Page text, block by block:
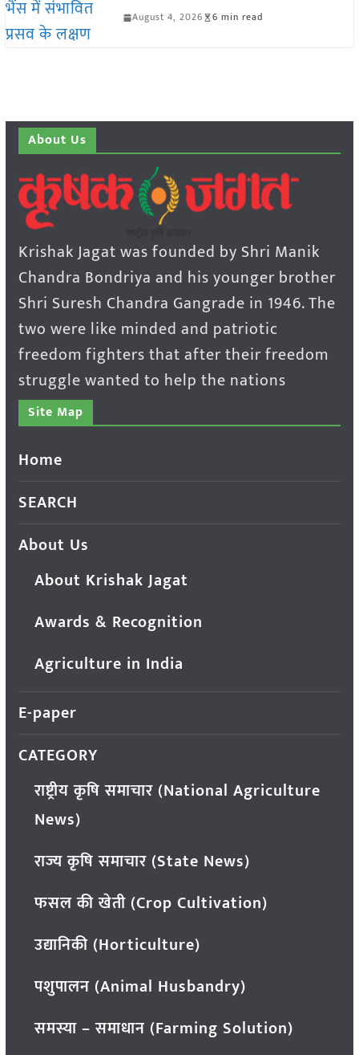
August 4, 2026 6 min read
About Us
Krishak Jagat was founded by Shri Manik
Chandra Bondriya and his younger brother
Shri Suresh Chandra Gangrade in 1946. The
two were like minded and patriotic
freedom fighters that after their freedom
struggle wanted to help the nations
Site Map
Home
SEARCH
About Us
About Krishak Jagat
Awards & Recognition
Agriculture in India
E-paper
CATEGORY
राष्ट्रीय कृषि समाचार (National Agriculture
News)
राज्य कृषि समाचार (State News)
फसल की खेती (Crop Cultivation)
उद्यानिकी (Horticulture)
पशुपालन (Animal Husbandry)
समस्या – समाधान (Farming Solution)